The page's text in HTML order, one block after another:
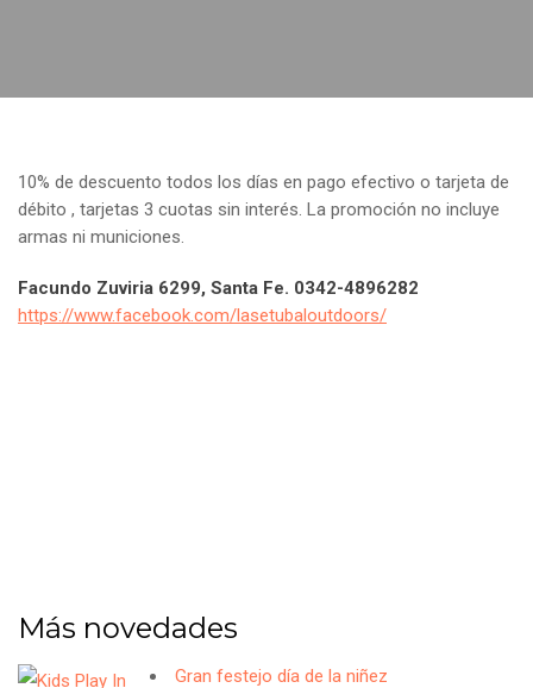
10% de descuento todos los días en pago efectivo o tarjeta de
débito , tarjetas 3 cuotas sin interés. La promoción no incluye
armas ni municiones.
Facundo Zuviria 6299, Santa Fe. 0342-4896282
https://www.facebook.com/lasetubaloutdoors/
Más novedades
Gran festejo día de la niñez